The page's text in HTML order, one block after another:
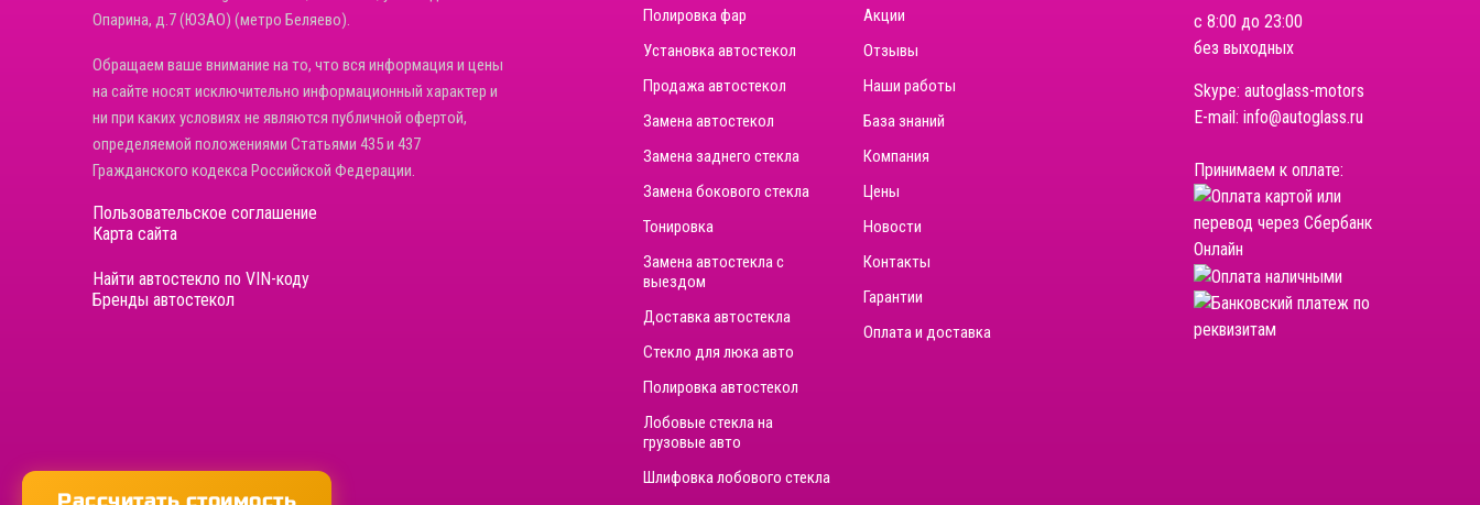
Опарина, д.7 (ЮЗАО) (метро Беляево).
Обращаем ваше внимание на то, что вся информация и цены
на сайте носят исключительно информационный характер и
ни при каких условиях не являются публичной офертой,
определяемой положениями Статьями 435 и 437
Гражданского кодекса Российской Федерации.
Пользовательское соглашение
Карта сайта
Найти автостекло по VIN-коду
Бренды автостекол
с 8:00 до 23:00
без выходных
Skype: autoglass-motors
E-mail: info@autoglass.ru
Принимаем к оплате:
Полировка фар
Установка автостекол
Продажа автостекол
Замена автостекол
Замена заднего стекла
Замена бокового стекла
Тонировка
Замена автостекла с
выездом
Доставка автостекла
Стекло для люка авто
Полировка автостекол
Лобовые стекла на
грузовые авто
Шлифовка лобового стекла
Акции
Отзывы
Наши работы
База знаний
Компания
Цены
Новости
Контакты
Гарантии
Оплата и доставка